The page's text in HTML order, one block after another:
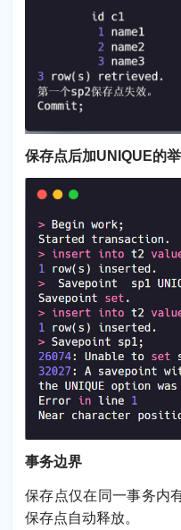
保存点后加UNIQUE的举
事务边界
保存点仅在同一事务内
保存点自动释放。